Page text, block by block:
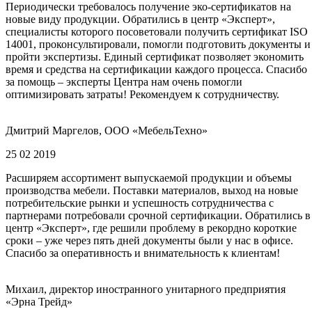
Периодически требовалось получение эко-сертификатов на
новые виду продукции. Обратились в центр «Эксперт»,
специалисты которого посоветовали получить сертификат ISO
14001, проконсультировали, помогли подготовить документы и
пройти экспертизы. Единый сертификат позволяет экономить
время и средства на сертификации каждого процесса. Спасибо
за помощь – эксперты Центра нам очень помогли
оптимизировать затраты! Рекомендуем к сотрудничеству.
Дмитрий Маргелов, ООО «МебельТехно»
25 02 2019
Расширяем ассортимент выпускаемой продукции и объемы
производства мебели. Поставки материалов, выход на новые
потребительские рынки и успешность сотрудничества с
партнерами потребовали срочной сертификации. Обратились в
центр «Эксперт», где решили проблему в рекордно короткие
сроки – уже через пять дней документы были у нас в офисе.
Спасибо за оперативность и внимательность к клиентам!
Михаил, директор иностранного унитарного предприятия
«Эрна Трейд»